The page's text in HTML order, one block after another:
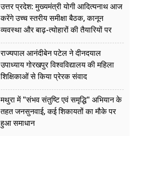
उत्तर प्रदेश: मुख्यमंत्री योगी आदित्यनाथ आज
करेंगे उच्च स्तरीय समीक्षा बैठक, कानून
व्यवस्था और बाढ़-त्योहारों की तैयारियों पर
नजर
राज्यपाल आनंदीबेन पटेल ने दीनदयाल
उपाध्याय गोरखपुर विश्वविद्यालय की महिला
शिक्षिकाओं से किया प्रेरक संवाद
मथुरा में "संभव संतुष्टि एवं समृद्धि" अभियान के
तहत जनसुनवाई, कई शिकायतों का मौके पर
हुआ समाधान